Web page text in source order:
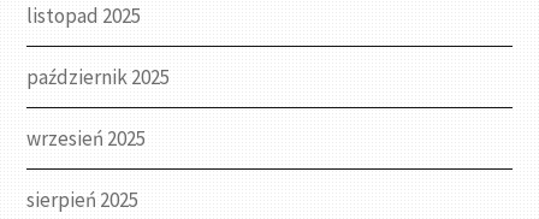
listopad 2025
październik 2025
wrzesień 2025
sierpień 2025